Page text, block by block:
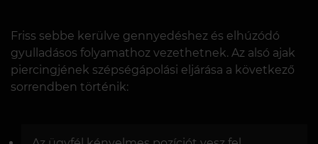
Friss sebbe kerülve gennyedéshez és elhúzódó
gyulladásos folyamathoz vezethetnek. Az alsó ajak
piercingjének szépségápolási eljárása a következő
sorrendben történik: